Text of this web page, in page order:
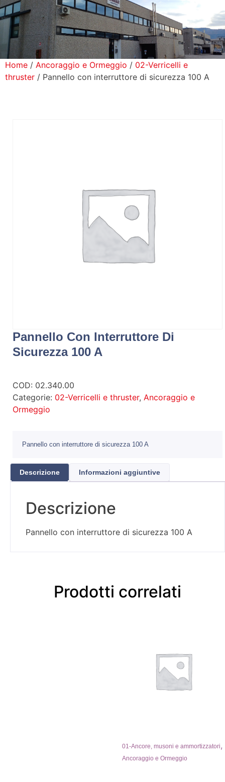
Prodotti
Home / Ancoraggio e Ormeggio / 02-Verricelli e
thruster / Pannello con interruttore di sicurezza 100 A
Pannello Con Interruttore Di
Sicurezza 100 A
COD: 02.340.00
Categorie: 02-Verricelli e thruster, Ancoraggio e
Ormeggio
Pannello con interruttore di sicurezza 100 A
Descrizione Informazioni aggiuntive
Descrizione
Pannello con interruttore di sicurezza 100 A
Prodotti correlati
01-Ancore, musoni e ammortizzatori,
Ancoraggio e Ormeggio